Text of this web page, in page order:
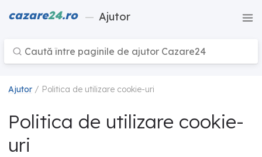
cazare24.ro — Ajutor
Ajutor / Politica de utilizare cookie-uri
Politica de utilizare cookie-
uri